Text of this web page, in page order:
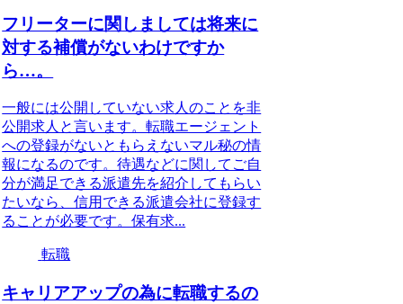
フリーターに関しましては将来に
対する補償がないわけですか
ら…。
一般には公開していない求人のことを非
公開求人と言います。転職エージェント
への登録がないともらえないマル秘の情
報になるのです。待遇などに関してご自
分が満足できる派遣先を紹介してもらい
たいなら、信用できる派遣会社に登録す
ることが必要です。保有求...
転職
キャリアアップの為に転職するの